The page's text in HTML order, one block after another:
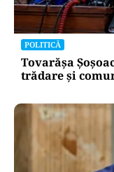
POLITICĂ
Tovarășa
trădare și